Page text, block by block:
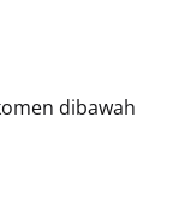
dibawah